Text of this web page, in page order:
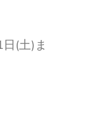
(土)ま